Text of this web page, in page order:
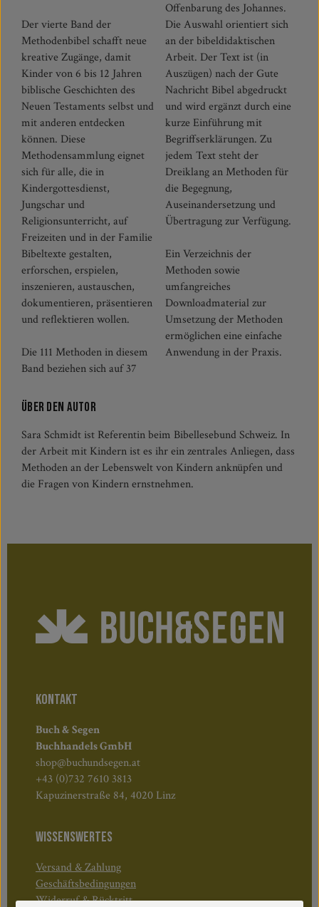
Der vierte Band der
Methodenbibel schafft neue
kreative Zugänge, damit
Kinder von 6 bis 12 Jahren
biblische Geschichten des
Neuen Testaments selbst und
mit anderen entdecken
können. Diese
Methodensammlung eignet
sich für alle, die in
Kindergottesdienst,
Jungschar und
Religionsunterricht, auf
Freizeiten und in der Familie
Bibeltexte gestalten,
erforschen, erspielen,
inszenieren, austauschen,
dokumentieren, präsentieren
und reflektieren wollen.
Die 111 Methoden in diesem
Band beziehen sich auf 37
Offenbarung des Johannes.
Die Auswahl orientiert sich
an der bibeldidaktischen
Arbeit. Der Text ist (in
Auszügen) nach der Gute
Nachricht Bibel abgedruckt
und wird ergänzt durch eine
kurze Einführung mit
Begriffserklärungen. Zu
jedem Text steht der
Dreiklang an Methoden für
die Begegnung,
Auseinandersetzung und
Übertragung zur Verfügung.
Ein Verzeichnis der
Methoden sowie
umfangreiches
Downloadmaterial zur
Umsetzung der Methoden
ermöglichen eine einfache
Anwendung in der Praxis.
Über den Autor
Sara Schmidt ist Referentin beim Bibellesebund Schweiz. In
der Arbeit mit Kindern ist es ihr ein zentrales Anliegen, dass
Methoden an der Lebenswelt von Kindern anknüpfen und
die Fragen von Kindern ernstnehmen.
KONTAKT
Buch & Segen
Buchhandels GmbH
shop@buchundsegen.at
+43 (0)732 7610 3813
Kapuzinerstraße 84, 4020 Linz
WISSENSWERTES
Versand & Zahlung
Geschäftsbedingungen
Widerruf & Rücktritt